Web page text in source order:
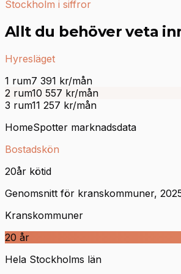
Stockholm i siffror
Allt du behöver veta
Hyresläget
1 rum7 391 kr/mån
2 rum10 557 kr/mån
3 rum11 257 kr/mån
HomeSpotter marknadsdata
Bostadskön
20år kötid
Genomsnitt för kranskommuner,
Kranskommuner
20 år
Hela Stockholms län